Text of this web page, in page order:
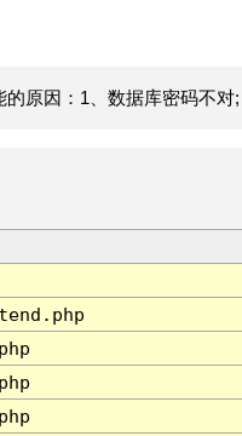
原因：1、数据库密码不对;